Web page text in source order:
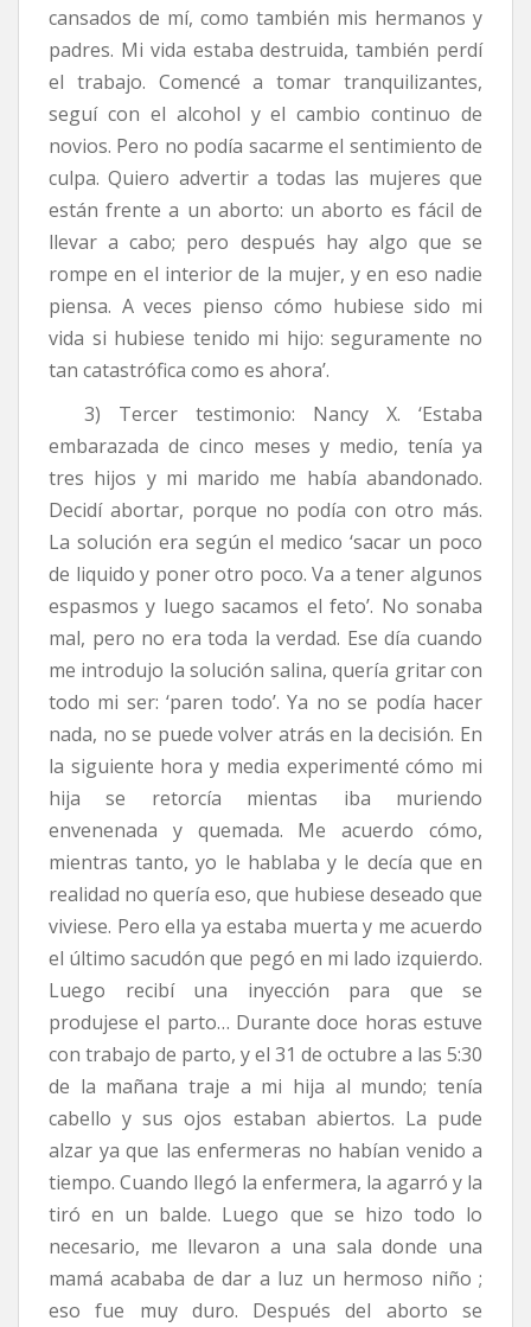
cansados de mí, como también mis hermanos y
padres. Mi vida estaba destruida, también perdí
el trabajo. Comencé a tomar tranquilizantes,
seguí con el alcohol y el cambio continuo de
novios. Pero no podía sacarme el sentimiento de
culpa. Quiero advertir a todas las mujeres que
están frente a un aborto: un aborto es fácil de
llevar a cabo; pero después hay algo que se
rompe en el interior de la mujer, y en eso nadie
piensa. A veces pienso cómo hubiese sido mi
vida si hubiese tenido mi hijo: seguramente no
tan catastrófica como es ahora’.
3) Tercer testimonio: Nancy X. ‘Estaba
embarazada de cinco meses y medio, tenía ya
tres hijos y mi marido me había abandonado.
Decidí abortar, porque no podía con otro más.
La solución era según el medico ‘sacar un poco
de liquido y poner otro poco. Va a tener algunos
espasmos y luego sacamos el feto’. No sonaba
mal, pero no era toda la verdad. Ese día cuando
me introdujo la solución salina, quería gritar con
todo mi ser: ‘paren todo’. Ya no se podía hacer
nada, no se puede volver atrás en la decisión. En
la siguiente hora y media experimenté cómo mi
hija se retorcía mientas iba muriendo
envenenada y quemada. Me acuerdo cómo,
mientras tanto, yo le hablaba y le decía que en
realidad no quería eso, que hubiese deseado que
viviese. Pero ella ya estaba muerta y me acuerdo
el último sacudón que pegó en mi lado izquierdo.
Luego recibí una inyección para que se
produjese el parto… Durante doce horas estuve
con trabajo de parto, y el 31 de octubre a las 5:30
de la mañana traje a mi hija al mundo; tenía
cabello y sus ojos estaban abiertos. La pude
alzar ya que las enfermeras no habían venido a
tiempo. Cuando llegó la enfermera, la agarró y la
tiró en un balde. Luego que se hizo todo lo
necesario, me llevaron a una sala donde una
mamá acababa de dar a luz un hermoso niño ;
eso fue muy duro. Después del aborto se